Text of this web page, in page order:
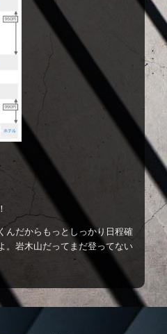
んだからもっとしっかり日程確
。岩木山だってまだ登ってない